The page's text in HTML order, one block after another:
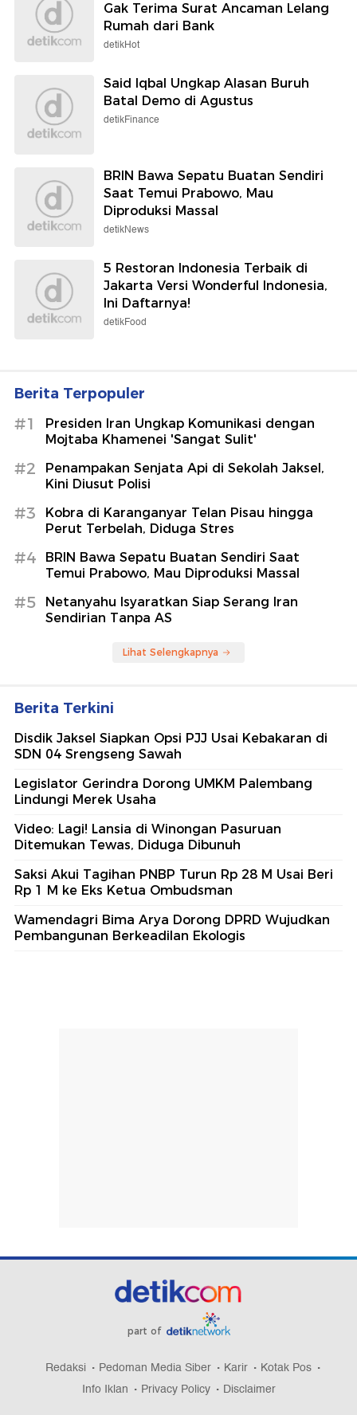
Gak Terima Surat Ancaman Lelang
Rumah dari Bank
detikHot
Said Iqbal Ungkap Alasan Buruh
Batal Demo di Agustus
detikFinance
BRIN Bawa Sepatu Buatan Sendiri
Saat Temui Prabowo, Mau
Diproduksi Massal
detikNews
5 Restoran Indonesia Terbaik di
Jakarta Versi Wonderful Indonesia,
Ini Daftarnya!
detikFood
Berita Terpopuler
#1
Presiden Iran Ungkap Komunikasi dengan
Mojtaba Khamenei 'Sangat Sulit'
#2
Penampakan Senjata Api di Sekolah Jaksel,
Kini Diusut Polisi
#3
Kobra di Karanganyar Telan Pisau hingga
Perut Terbelah, Diduga Stres
#4
BRIN Bawa Sepatu Buatan Sendiri Saat
Temui Prabowo, Mau Diproduksi Massal
#5
Netanyahu Isyaratkan Siap Serang Iran
Sendirian Tanpa AS
Lihat Selengkapnya
Berita Terkini
Disdik Jaksel Siapkan Opsi PJJ Usai Kebakaran di
SDN 04 Srengseng Sawah
Legislator Gerindra Dorong UMKM Palembang
Lindungi Merek Usaha
Video: Lagi! Lansia di Winongan Pasuruan
Ditemukan Tewas, Diduga Dibunuh
Saksi Akui Tagihan PNBP Turun Rp 28 M Usai Beri
Rp 1 M ke Eks Ketua Ombudsman
Wamendagri Bima Arya Dorong DPRD Wujudkan
Pembangunan Berkeadilan Ekologis
part of
Redaksi Pedoman Media Siber Karir
Kotak Pos
Info Iklan
Privacy Policy Disclaimer